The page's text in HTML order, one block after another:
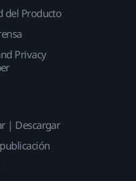
del Producto
Privacy
| Descargar